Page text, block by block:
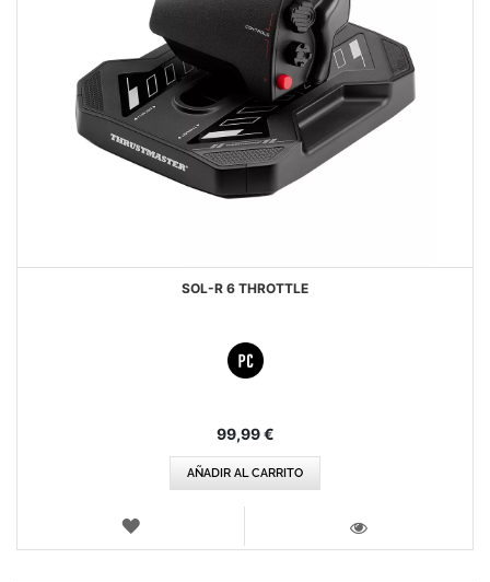
SOL-R 6 THROTTLE
99,99 €
AÑADIR AL CARRITO
LISTA